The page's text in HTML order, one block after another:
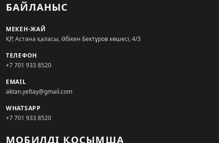
БАЙЛАНЫС
МЕКЕН-ЖАЙ
ҚР, Астана қаласы, Әбікен Бектұров көшесі, 4/3
ТЕЛЕФОН
+7 701 933 8520
EMAIL
aktan.yeltay@gmail.com
WHATSAPP
+7 701 933 8520
МОБИЛДІ ҚОСЫМША